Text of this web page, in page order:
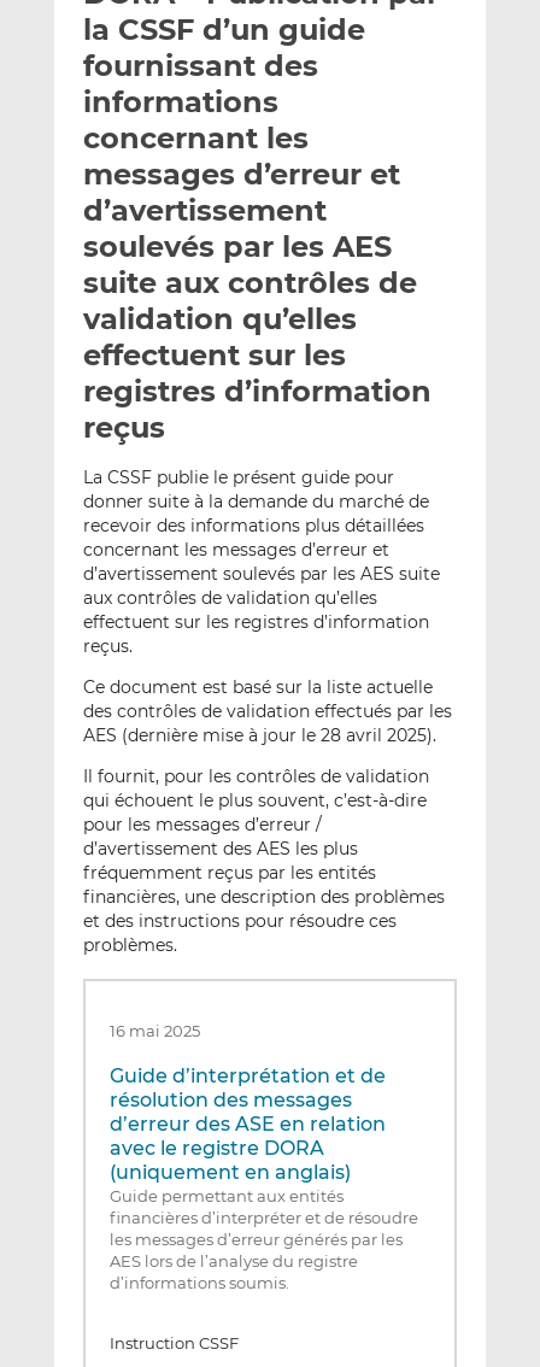
e
r
p
a
e
m
a
i
e
r
s
u
r
L
i
n
e
d
I
g
e
r
s
u
F
a
c
b
o
o
k
la CSSF d’un guide
fournissant des
informations
concernant les
messages d’erreur et
d’avertissement
soulevés par les AES
suite aux contrôles de
validation qu’elles
effectuent sur les
registres d’information
reçus
La CSSF publie le présent guide pour
donner suite à la demande du marché de
recevoir des informations plus détaillées
concernant les messages d’erreur et
d’avertissement soulevés par les AES suite
aux contrôles de validation qu’elles
effectuent sur les registres d’information
reçus.
Ce document est basé sur la liste actuelle
des contrôles de validation effectués par les
AES (dernière mise à jour le 28 avril 2025).
Il fournit, pour les contrôles de validation
qui échouent le plus souvent, c’est-à-dire
pour les messages d’erreur /
d’avertissement des AES les plus
fréquemment reçus par les entités
financières, une description des problèmes
et des instructions pour résoudre ces
problèmes.
16 mai 2025
Guide d’interprétation et de
résolution des messages
d’erreur des ASE en relation
avec le registre DORA
(uniquement en anglais)
Guide permettant aux entités
financières d’interpréter et de résoudre
les messages d’erreur générés par les
AES lors de l’analyse du registre
d’informations soumis.
Instruction CSSF